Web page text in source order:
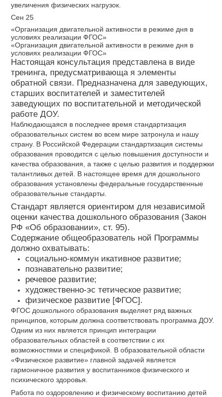
увеличения физических нагрузок.
Сен 25
«Организация двигательной активности в режиме дня в
условиях реализации ФГОС»
«Организация двигательной активности в режиме дня в
условиях реализации ФГОС»
Настоящая консультация представлена в виде
тренинга, предусматривающа я элементы
обратной связи. Предназначена для заведующих,
старших воспитателей и заместителей
заведующих по воспитательной и методической
работе ДОУ.
Наблюдающаяся в последнее время стандартизация
образовательных систем во всем мире затронула и нашу
страну. В Российской Федерации стандартизация системы
образования проводится с целью повышения доступности и
качества образования, а также с целью развития и поддержки
талантливых детей. В настоящее время для дошкольного
образования установлены федеральные государственные
образовательные стандарты.
Стандарт является ориентиром для независимой
оценки качества дошкольного образования (Закон
РФ «Об образовании», ст. 95).
Содержание общеобразователь ной Программы
должно охватывать:
социально-коммун икативное развитие;
познавательно развитие;
речевое развитие;
художественно-эс тетическое развитие;
физическое развитие [ФГОС].
ФГОС дошкольного образования выделяет ряд важных
принципов, которым должна соответствовать программа ДОУ.
Одним из них является принцип интеграции
образовательных областей в соответствии с их
возможностями и спецификой. В образовательной области
«Физическое развитие» главной задачей является
гармоничное развития у воспитанников физического и
психического здоровья.
Работа по оздоровлению и физическому воспитанию детей